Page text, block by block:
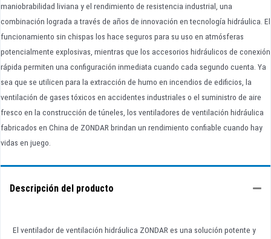
maniobrabilidad liviana y el rendimiento de resistencia industrial, una
combinación lograda a través de años de innovación en tecnología hidráulica. El
funcionamiento sin chispas los hace seguros para su uso en atmósferas
potencialmente explosivas, mientras que los accesorios hidráulicos de conexión
rápida permiten una configuración inmediata cuando cada segundo cuenta. Ya
sea que se utilicen para la extracción de humo en incendios de edificios, la
ventilación de gases tóxicos en accidentes industriales o el suministro de aire
fresco en la construcción de túneles, los ventiladores de ventilación hidráulica
fabricados en China de ZONDAR brindan un rendimiento confiable cuando hay
vidas en juego.
Descripción del producto
El ventilador de ventilación hidráulica ZONDAR es una solución potente y